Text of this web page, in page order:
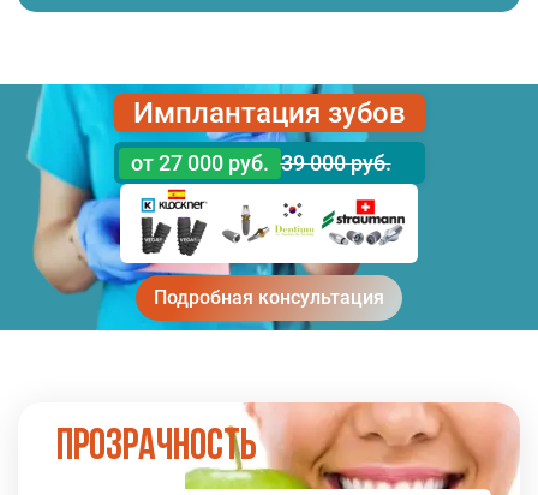
Имплантация зубов
от 27 000руб. 39 000руб.
Подробная консультация
Прозрачность